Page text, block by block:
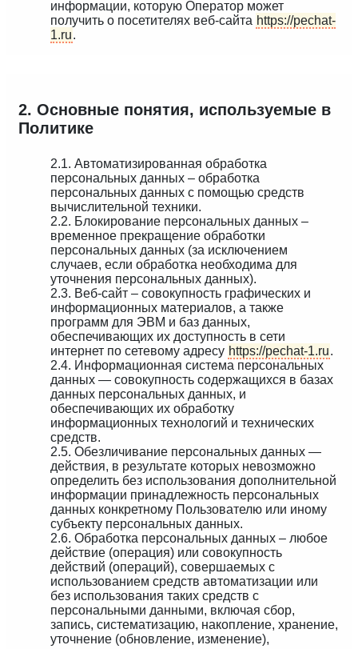
информации, которую Оператор может
получить о посетителях веб-сайта https://pechat-
1.ru.
2. Основные понятия, используемые в
Политике
2.1. Автоматизированная обработка
персональных данных – обработка
персональных данных с помощью средств
вычислительной техники.
2.2. Блокирование персональных данных –
временное прекращение обработки
персональных данных (за исключением
случаев, если обработка необходима для
уточнения персональных данных).
2.3. Веб-сайт – совокупность графических и
информационных материалов, а также
программ для ЭВМ и баз данных,
обеспечивающих их доступность в сети
интернет по сетевому адресу https://pechat-1.ru.
2.4. Информационная система персональных
данных — совокупность содержащихся в базах
данных персональных данных, и
обеспечивающих их обработку
информационных технологий и технических
средств.
2.5. Обезличивание персональных данных —
действия, в результате которых невозможно
определить без использования дополнительной
информации принадлежность персональных
данных конкретному Пользователю или иному
субъекту персональных данных.
2.6. Обработка персональных данных – любое
действие (операция) или совокупность
действий (операций), совершаемых с
использованием средств автоматизации или
без использования таких средств с
персональными данными, включая сбор,
запись, систематизацию, накопление, хранение,
уточнение (обновление, изменение),